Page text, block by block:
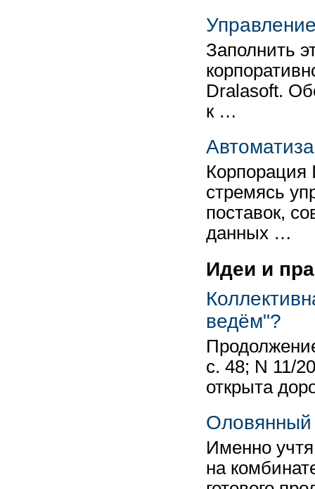
Заполнить
Dralasoft.
к …
Корпорация
стремясь
поставок,
данных …
Идеи и
ведём"?
с. 48; N 11/
открыта
Оловянный
Именно
на